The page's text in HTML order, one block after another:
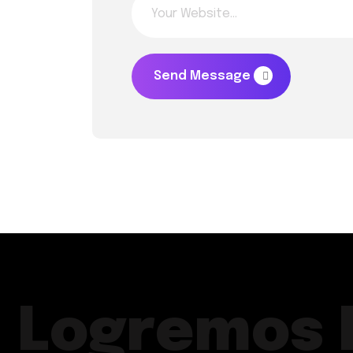
Send Message
Logremos